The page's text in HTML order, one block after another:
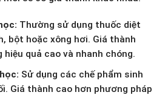
Thường sử dụng thuốc diệt
bột hoặc xông hơi. Giá thành
quả cao và nhanh chóng.
Sử dụng các chế phẩm sinh
Giá thành cao hơn phương pháp